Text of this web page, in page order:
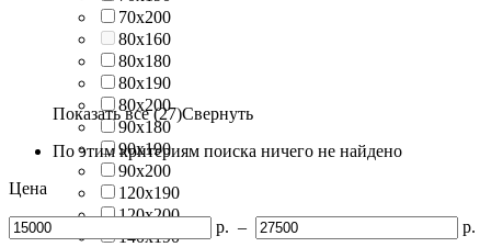
70х200
80х160
80х180
80х190
80х200
90х180
90х190
90х200
120х190
120х200
140х190
Показать все (27)Свернуть
По этим критериям поиска ничего не найдено
Цена
р. – р.